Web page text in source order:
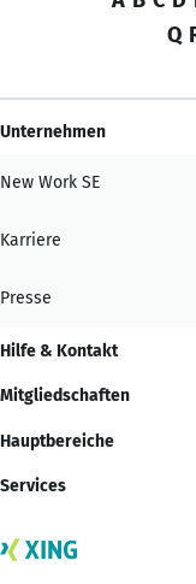
Q
Unternehmen
New Work SE
Karriere
Presse
Hilfe & Kontakt
Mitgliedschaften
Hauptbereiche
Services